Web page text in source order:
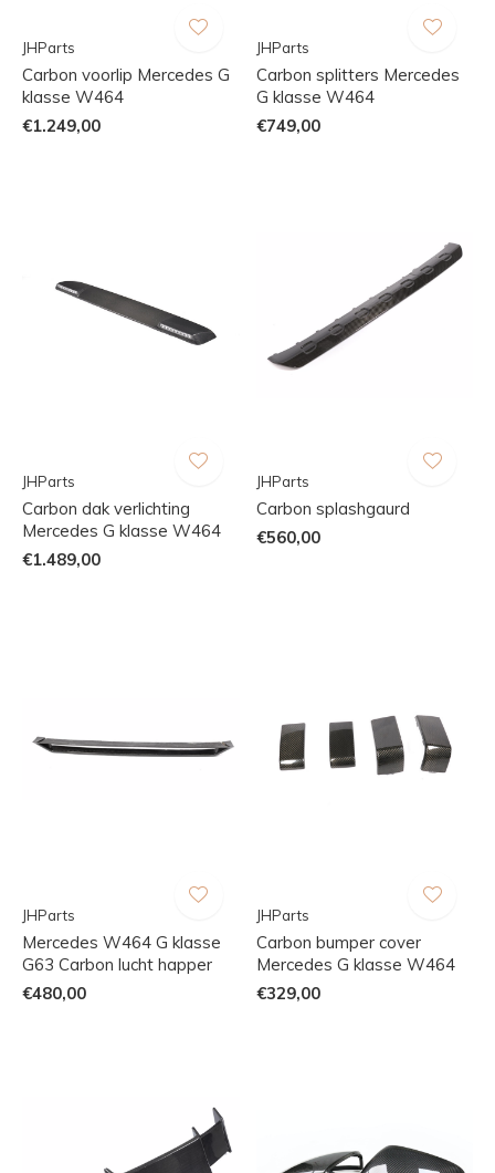
JHParts
Carbon voorlip Mercedes G
klasse W464
€1.249,00
JHParts
Carbon splitters Mercedes
G klasse W464
€749,00
JHParts
Carbon dak verlichting
Mercedes G klasse W464
€1.489,00
JHParts
Carbon splashgaurd
€560,00
JHParts
Mercedes W464 G klasse
G63 Carbon lucht happer
€480,00
JHParts
Carbon bumper cover
Mercedes G klasse W464
€329,00